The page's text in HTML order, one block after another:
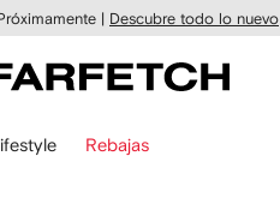
| Descubre todo lo nuevo
Rebajas